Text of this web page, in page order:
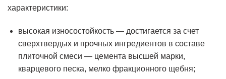
характеристики:
высокая износостойкость — достигается за счет
сверхтвердых и прочных ингредиентов в составе
плиточной смеси — цемента высшей марки,
кварцевого песка, мелко фракционного щебня;